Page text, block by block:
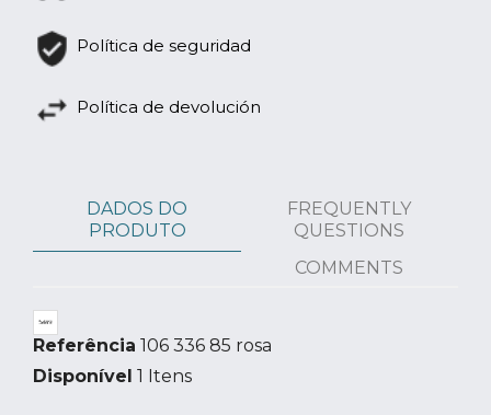
Política de seguridad
Política de devolución
DADOS DO
PRODUTO
FREQUENTLY
QUESTIONS
COMMENTS
Referência 106 336 85 rosa
Disponível 1 Itens